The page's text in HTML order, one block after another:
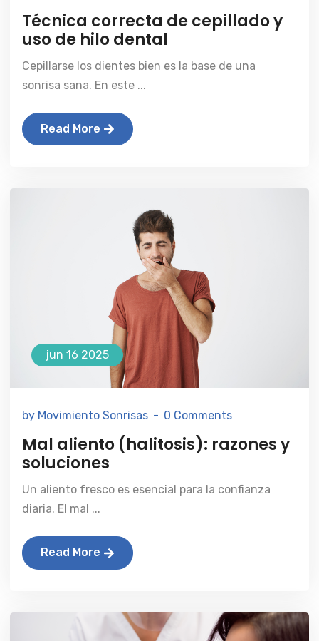
Técnica correcta de cepillado y
uso de hilo dental
Cepillarse los dientes bien es la base de una
sonrisa sana. En este ...
Read More
jun 16 2025
by Movimiento Sonrisas 0 Comments
Mal aliento (halitosis): razones y
soluciones
Un aliento fresco es esencial para la confianza
diaria. El mal ...
Read More